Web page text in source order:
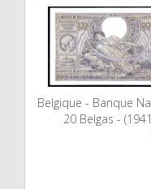
Belgique - Banque
20 Belgas -